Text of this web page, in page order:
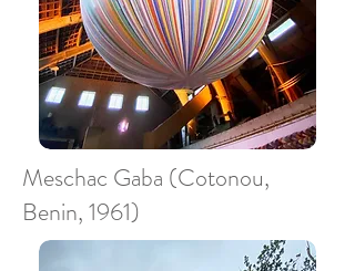
Meschac Gaba (Cotonou,
Benin, 1961)